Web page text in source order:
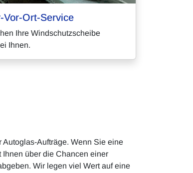
Vor-Ort-Service
Ihre Windschutzscheibe
Ihnen.
Aufträge. Wenn Sie eine
Ihnen über die Chancen einer
Wir legen viel Wert auf eine